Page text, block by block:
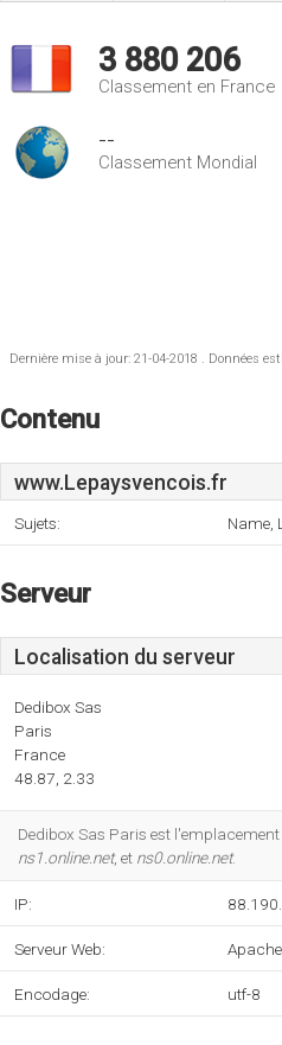
3 880 206
Classement en France
--
Classement Mondial
Dernière mise à jour: 21-04-2018 . Données
Contenu
www.Lepaysvencois.fr
Sujets: Name,
Serveur
Localisation du serveur
Dedibox Sas
Paris
France
48.87, 2.33
Dedibox Sas Paris est
ns1.online.net, et ns0.online.net.
IP:
Serveur Web:
Encodage: utf-8